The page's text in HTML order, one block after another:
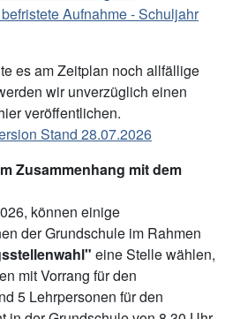
Aufnahme - Schuljahr
es am Zeitplan noch allfällige
wir unverzüglich einen
veröffentlichen.
Stand 28.07.2026
Zusammenhang mit dem
können einige
der Grundschule im Rahmen
eine Stelle wählen,
mit Vorrang für den
5 Lehrpersonen für den